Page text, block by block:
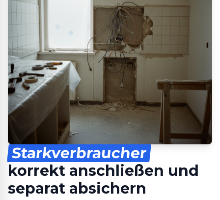
Starkverbraucher
korrekt anschließen und
separat absichern